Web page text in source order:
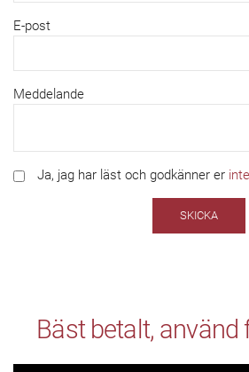
E-post
Meddelande
Ja, jag har läst och godkänner er
SKICKA
Bäst betalt,